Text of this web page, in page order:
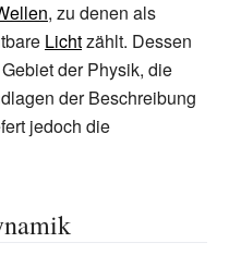
, zu denen als
Lichtzählt. Dessen
der Physik, die
der Beschreibung
jedoch die